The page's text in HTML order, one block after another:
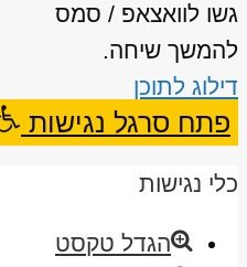
גשו לוואצאפ / סמס
להמשך שיחה.
דילוג לתוכן
פתח סרגל נגישות
כלי נגישות
הגדל טקסט